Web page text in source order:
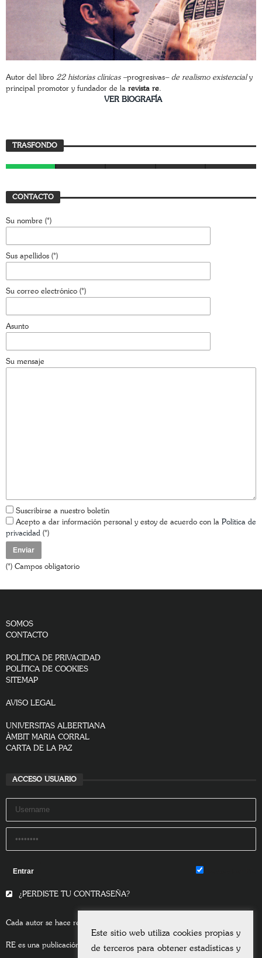
Autor del libro 22 historias clínicas –progresivas– de realismo existencialy
principal promotor y fundador de la revista re.
VER BIOGRAFÍA
TRASFONDO
JAVIER BUSTAMANTE
CONTACTO
Su nombre (*)
Sus apellidos (*)
Su correo electrónico (*)
Asunto
Su mensaje
Suscribirse a nuestro boletín
Acepto a dar información personal y estoy de acuerdo con la Política de
privacidad (*)
(*) Campos obligatorio
SOMOS
CONTACTO
POLÍTICA DE PRIVACIDAD
POLÍTICA DE COOKIES
SITEMAP
AVISO LEGAL
UNIVERSITAS ALBERTIANA
ÀMBIT MARIA CORRAL
CARTA DE LA PAZ
ACCESO USUARIO
¿PERDISTE TU CONTRASEÑA?
Cada autor se hace responsable del contenido de sus escritos.
RE es una publicación asociada a la Universitas Albertiana.
Este sitio web utiliza cookies propias y
de terceros para obtener estadísticas y